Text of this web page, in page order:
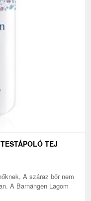
TEJ
A száraz bőr nem
A Barnängen Lagom